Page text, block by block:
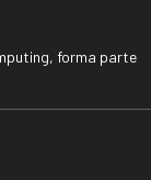
forma parte